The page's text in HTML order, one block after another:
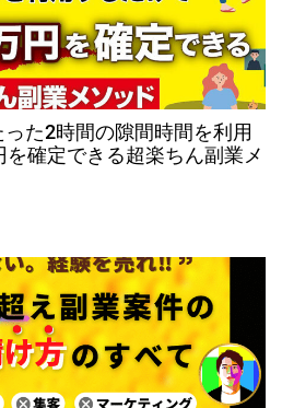
た2時間の隙間時間を利用
確定できる超楽ちん副業メ